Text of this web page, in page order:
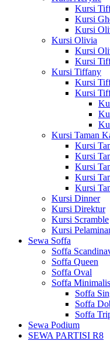
Kursi
Kursi
Kursi
Kursi Olivia
Kursi
Kursi
Kursi Tiffany
Kursi
Kursi
Kursi Taman
Kursi
Kursi
Kursi
Kursi
Kursi
Kursi Dinner
Kursi Direktur
Kursi Scramble
Kursi
Sewa Soffa
Soffa
Soffa Queen
Soffa Oval
Soffa Minimalis
Soffa
Soffa
Soffa
Sewa Podium
SEWA PARTISI R8